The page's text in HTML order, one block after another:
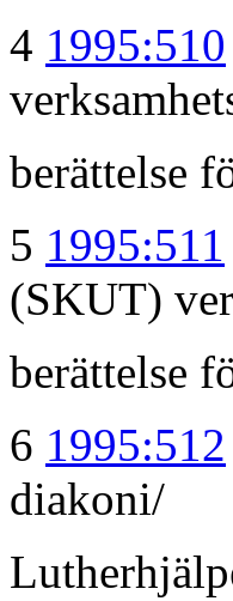
4 1995:510
berättelse
5 1995:511
(SKUT)
berättelse
6 1995:512
diakoni/